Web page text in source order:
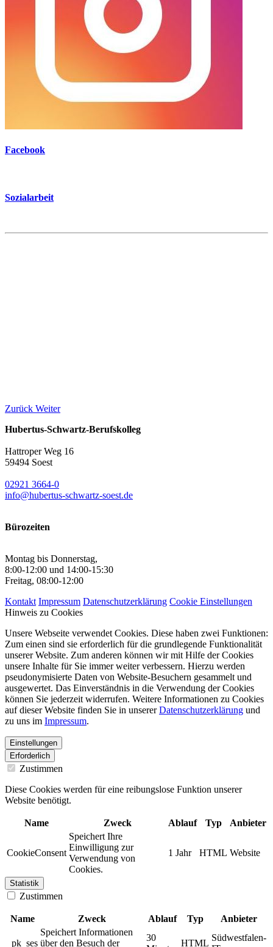
Facebook
Sozialarbeit
Zurück Weiter
Hubertus-Schwartz-Berufskolleg
Hattroper Weg 16
59494 Soest
02921 3664-0
info@hubertus-schwartz-soest.de
Bürozeiten
Montag bis Donnerstag,
8:00-12:00 und 14:00-15:30
Freitag, 08:00-12:00
Kontakt Impressum Datenschutzerklärung Cookie Einstellungen
Hinweis zu Cookies
Unsere Webseite verwendet Cookies. Diese haben zwei Funktionen:
Zum einen sind sie erforderlich für die grundlegende Funktionalität
unserer Website. Zum anderen können wir mit Hilfe der Cookies
unsere Inhalte für Sie immer weiter verbessern. Hierzu werden
pseudonymisierte Daten von Website-Besuchern gesammelt und
ausgewertet. Das Einverständnis in die Verwendung der Cookies
können Sie jederzeit widerrufen. Weitere Informationen zu Cookies
auf dieser Website finden Sie in unsererDatenschutzerklärung und
zu uns im Impressum.
Einstellungen
Erforderlich
Zustimmen
Diese Cookies werden für eine reibungslose Funktion unserer
Website benötigt.
Name Zweck Ablauf Typ Anbieter
CookieConsent
Speichert Ihre
Einwilligung zur
Verwendung von
Cookies.
1 Jahr HTML Website
Statistik
Zustimmen
Name Zweck Ablauf Typ Anbieter
_pk_ses
Speichert Informationen
über den Besuch der
30
HTML
Südwestfalen-